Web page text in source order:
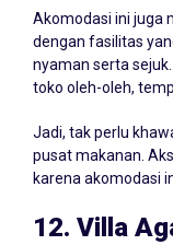
Akomodasi ini juga
dengan fasilitas
nyaman serta
toko oleh-oleh,
Jadi, tak perlu
pusat makanan.
karena akomodasi
12. Villa